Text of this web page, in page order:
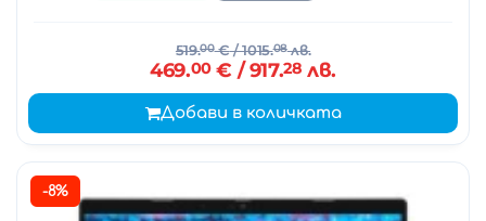
519.00€/ 1015.08лв.
469.00€ / 917.28 лв.
Добави в количката
-8%